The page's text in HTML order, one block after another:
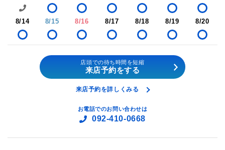
8/14 8/15 8/16 8/17 8/18 8/19 8/20
店頭での待ち時間を短縮
来店予約をする
来店予約を詳しくみる
お電話でのお問い合わせは
092-410-0668